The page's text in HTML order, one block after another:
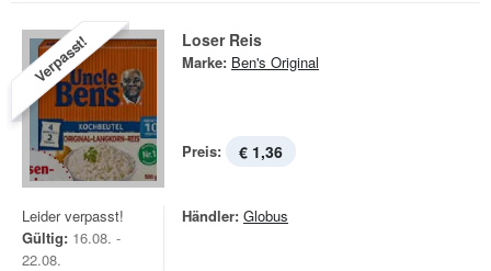
Verpasst! Loser Reis
Marke: Ben's Original
Preis: € 1,36
Leider verpasst!
Gültig: 16.08. -
22.08.
Händler: Globus